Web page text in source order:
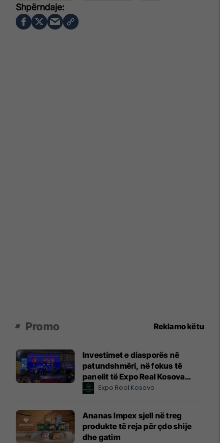
Promo Reklamo këtu
Investimet e diasporës në
patundshmëri, në fokus të
panelit të Expo Real Kosova
2026Expo Real Kosova
Ananas Impex sjell në treg
produkte të reja për çdo shije
dhe gatim